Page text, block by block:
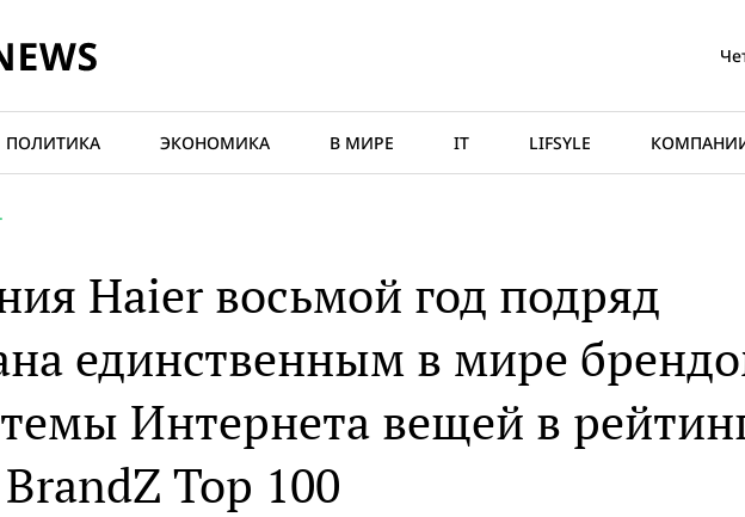
ПОЛИТИКА ЭКОНОМИКА В МИРЕ IT LIFSYLE
Haier восьмой год подряд
единственным в мире
Интернета вещей в
Top 100